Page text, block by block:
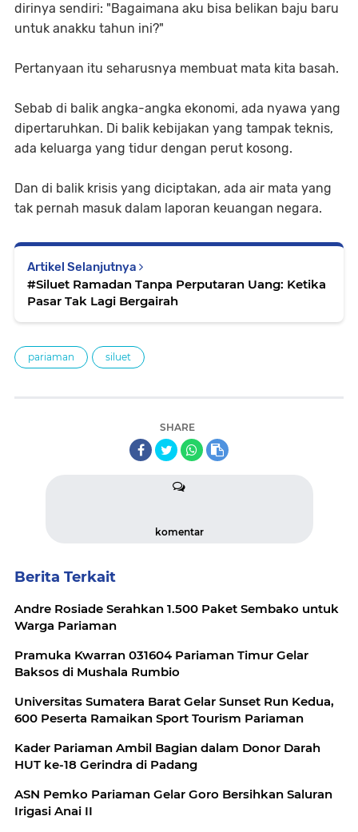
dirinya sendiri: "Bagaimana aku bisa belikan baju baru
untuk anakku tahun ini?"
Pertanyaan itu seharusnya membuat mata kita basah.
Sebab di balik angka-angka ekonomi, ada nyawa yang
dipertaruhkan. Di balik kebijakan yang tampak teknis,
ada keluarga yang tidur dengan perut kosong.
Dan di balik krisis yang diciptakan, ada air mata yang
tak pernah masuk dalam laporan keuangan negara.
Artikel Selanjutnya
#Siluet Ramadan Tanpa Perputaran Uang: Ketika
Pasar Tak Lagi Bergairah
pariaman siluet
SHARE
komentar
Berita Terkait
Andre Rosiade Serahkan 1.500 Paket Sembako untuk
Warga Pariaman
Pramuka Kwarran 031604 Pariaman Timur Gelar
Baksos di Mushala Rumbio
Universitas Sumatera Barat Gelar Sunset Run Kedua,
600 Peserta Ramaikan Sport Tourism Pariaman
Kader Pariaman Ambil Bagian dalam Donor Darah
HUT ke-18 Gerindra di Padang
ASN Pemko Pariaman Gelar Goro Bersihkan Saluran
Irigasi Anai II